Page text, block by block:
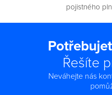
pojistného
Řešíte
Neváhejte nás